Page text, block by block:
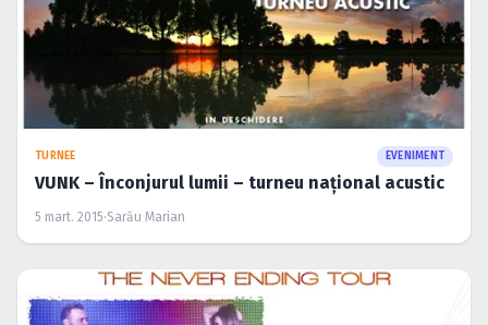
TURNEE EVENIMENT
VUNK – Înconjurul lumii – turneu naţional acustic
5 mart. 2015·Sarău Marian